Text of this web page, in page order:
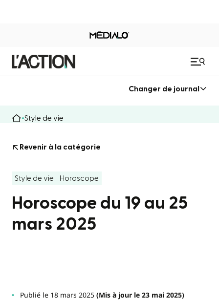
Changer de journal
Style de vie
Revenir à la catégorie
Style de vie Horoscope
Horoscope du 19 au 25
mars 2025
Publié le 18 mars 2025(Mis à jour le 23 mai 2025)